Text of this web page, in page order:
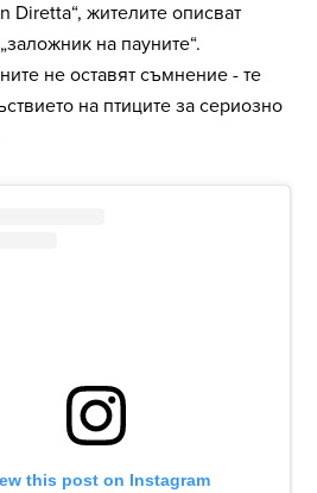
Diretta“, жителите описват
на пауните“.
не оставят съмнение - те
на птиците за сериозно